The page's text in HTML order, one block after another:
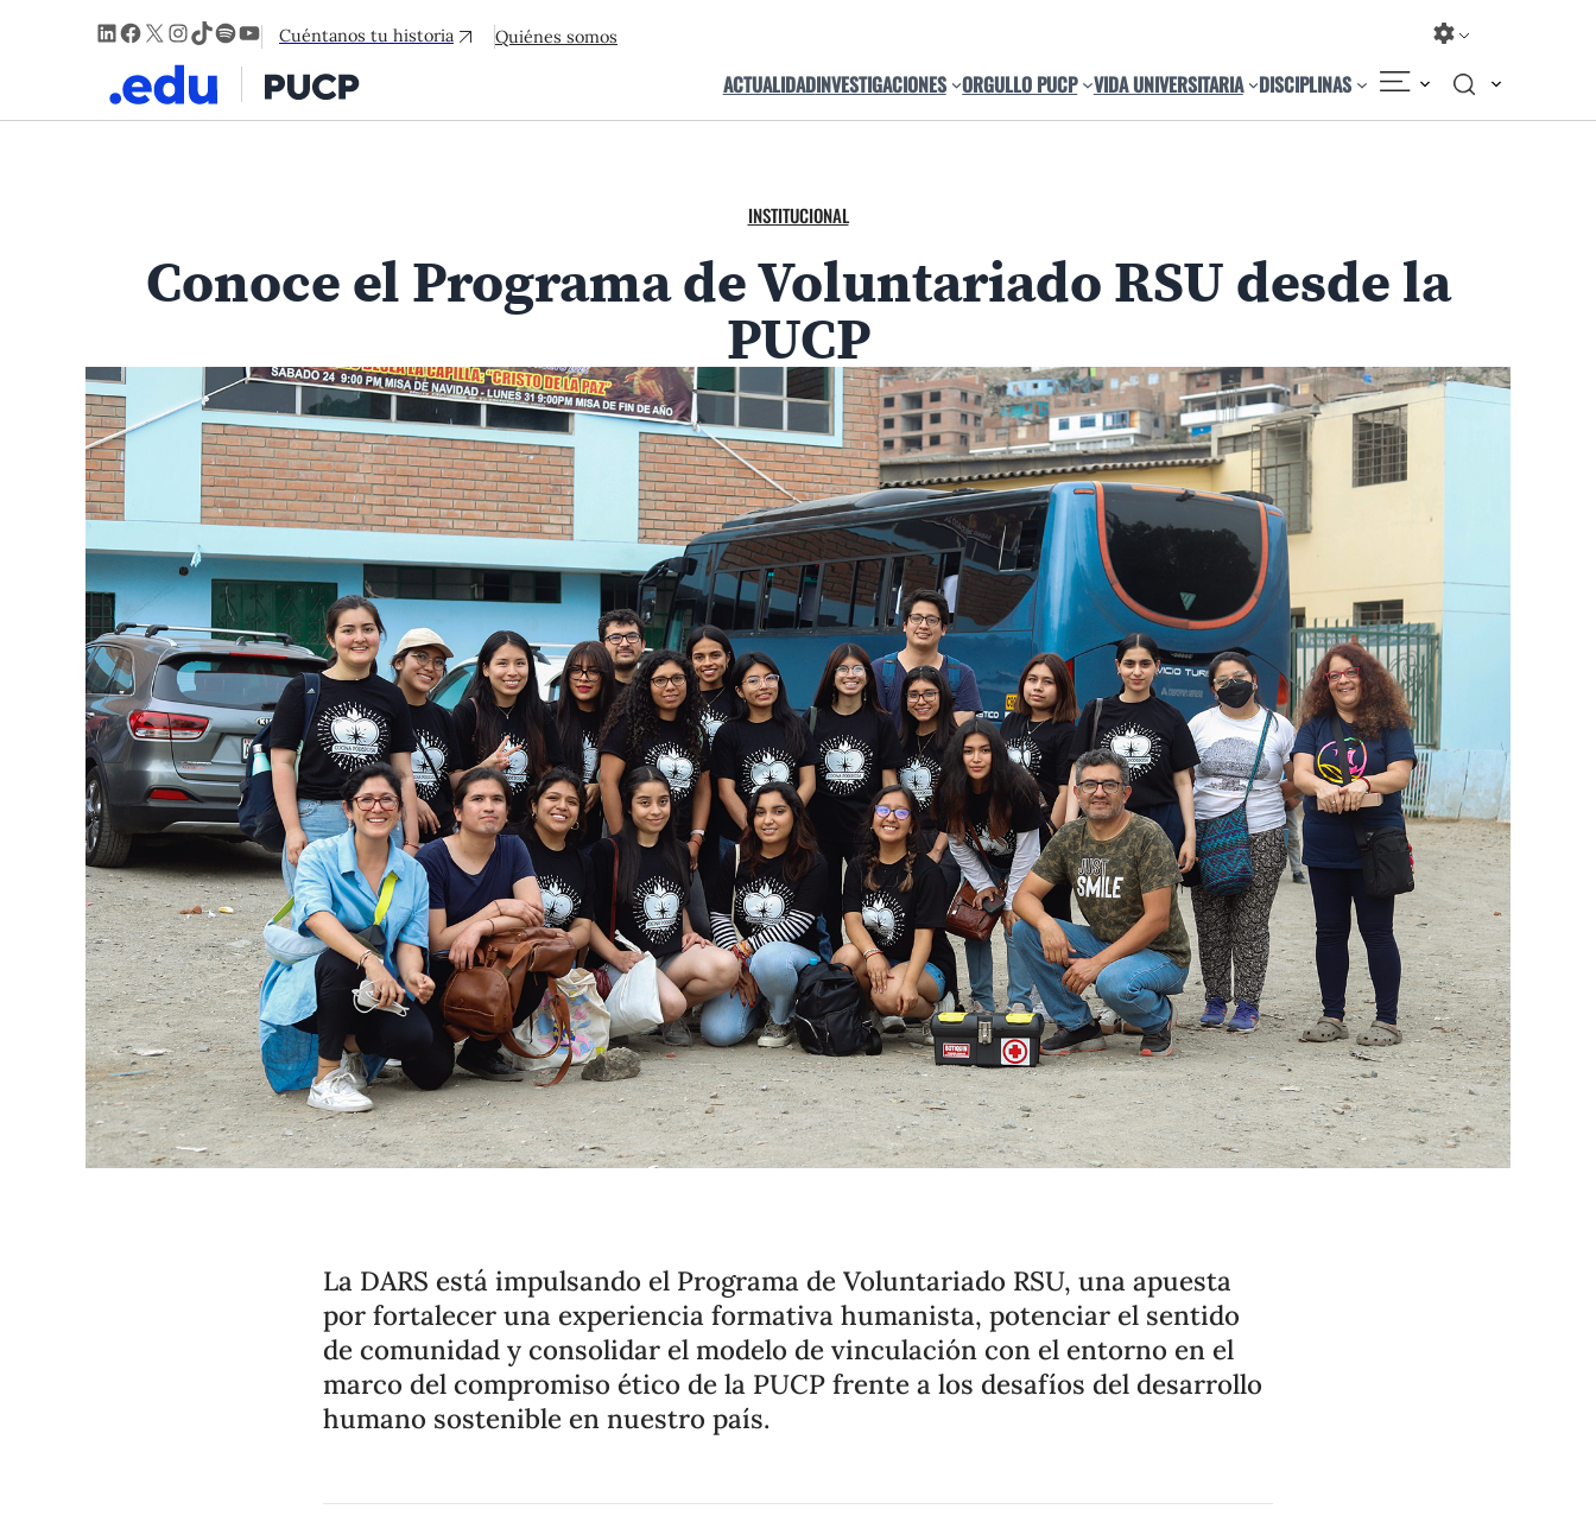
LinkedIn
Facebook
X Instagram
TikTok
Spotify
YouTube
Cuéntanos tu historia Quiénes somos
ACTUALIDADINVESTIGACIONES ORGULLO PUCP VIDA UNIVERSITARIA DISCIPLINAS
INSTITUCIONAL
Conoce el Programa de Voluntariado RSU desde la
PUCP
La DARS está impulsando el Programa de Voluntariado RSU, una apuesta
por fortalecer una experiencia formativa humanista, potenciar el sentido
de comunidad y consolidar el modelo de vinculación con el entorno en el
marco del compromiso ético de la PUCP frente a los desafíos del desarrollo
humano sostenible en nuestro país.